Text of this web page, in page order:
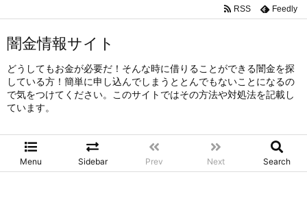
闇金情報サイト
どうしてもお金が必要だ！そんな時に借りることができる闇金を探
している方！簡単に申し込んでしまうととんでもないことになるの
で気をつけてください。このサイトではその方法や対処法を記載し
ています。
Menu Sidebar Prev Next Search
RSS Feedly